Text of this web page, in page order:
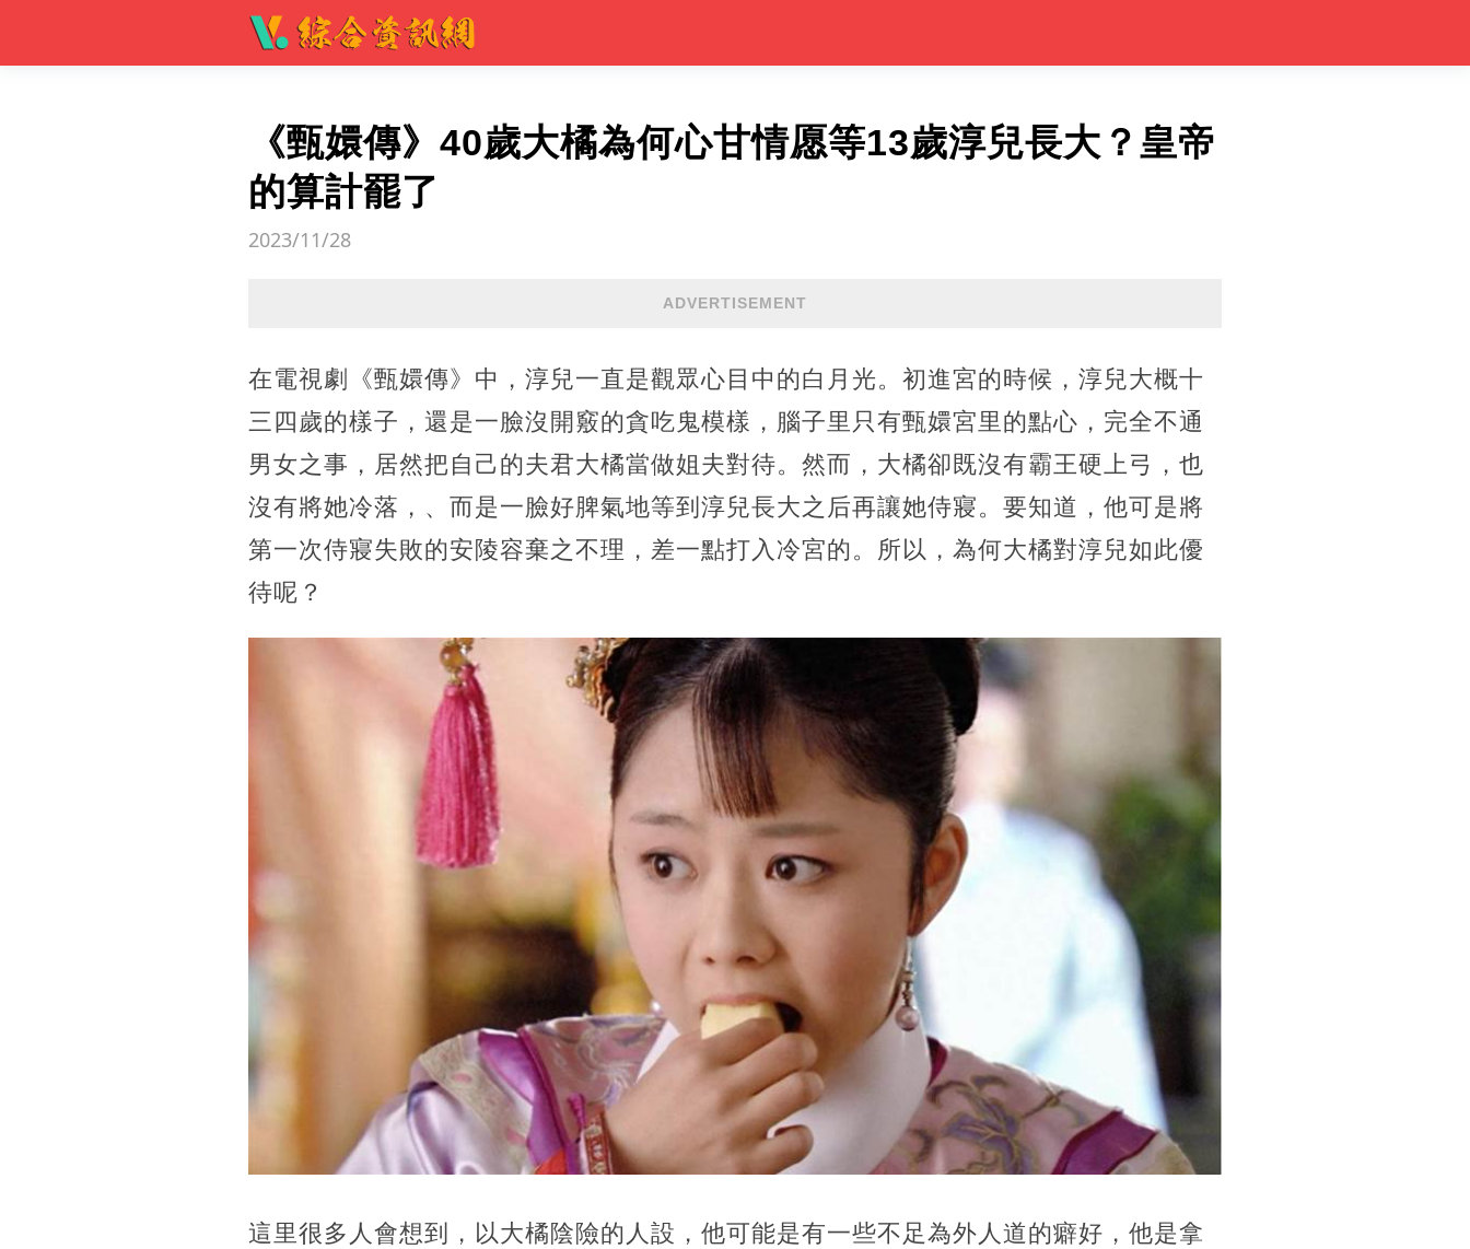
《甄嬛傳》40歲大橘為何心甘情愿等13歲淳兒長大？皇帝
的算計罷了
2023/11/28
ADVERTISEMENT
在電視劇《甄嬛傳》中，淳兒一直是觀眾心目中的白月光。初進宮的時候，淳兒大概十
三四歲的樣子，還是一臉沒開竅的貪吃鬼模樣，腦子里只有甄嬛宮里的點心，完全不通
男女之事，居然把自己的夫君大橘當做姐夫對待。然而，大橘卻既沒有霸王硬上弓，也
沒有將她冷落，、而是一臉好脾氣地等到淳兒長大之后再讓她侍寢。要知道，他可是將
第一次侍寢失敗的安陵容棄之不理，差一點打入冷宮的。所以，為何大橘對淳兒如此優
待呢？
這里很多人會想到，以大橘陰險的人設，他可能是有一些不足為外人道的癖好，他是拿